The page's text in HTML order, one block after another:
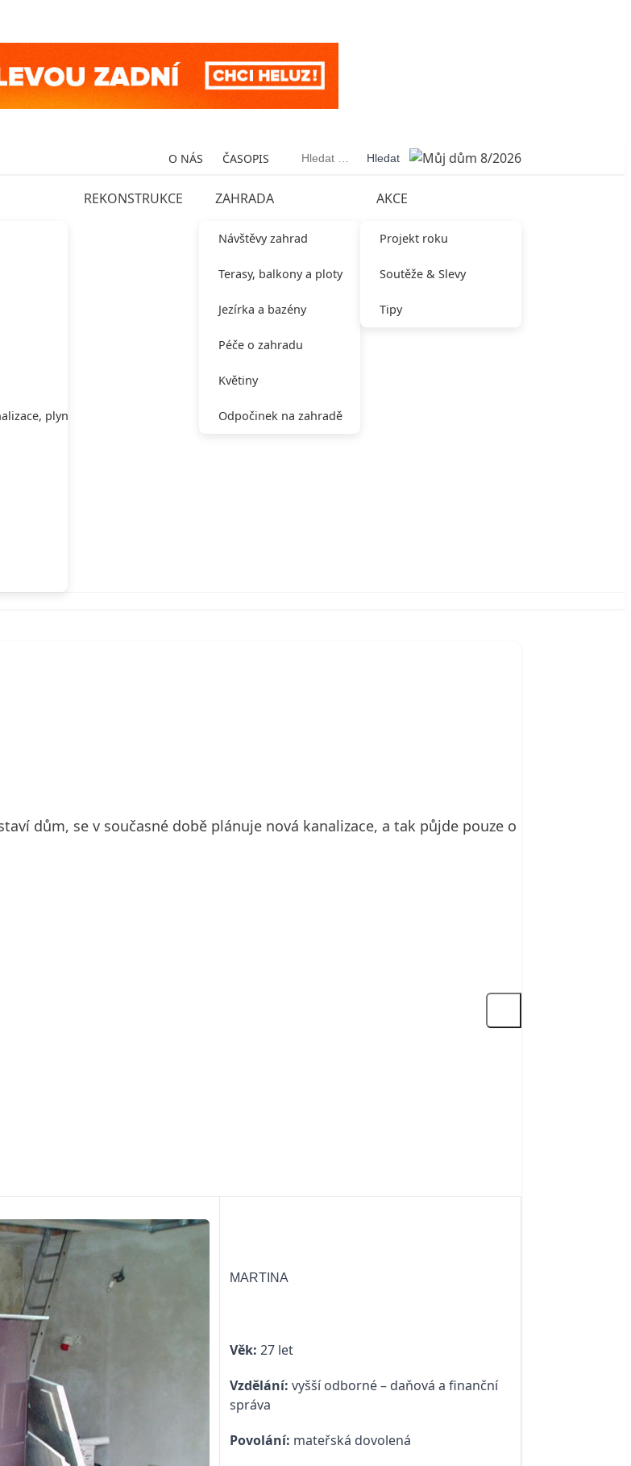
O NÁS ČASOPIS Vyhledávání
plynu,
REKONSTRUKCE ZAHRADA
Návštěvy zahrad
Terasy, balkony a ploty
Jezírka a bazény
Péče o zahradu
Květiny
Odpočinek na zahradě
AKCE
Projekt roku
Soutěže & Slevy
Tipy
dům, se v současné době plánuje nová kanalizace, a tak půjde pouze o
MARTINA
Věk: 27 let
Vzdělání: vyšší odborné – daňová a finanční
správa
Povolání: mateřská dovolená